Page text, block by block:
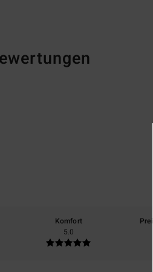
Komfort
5.0